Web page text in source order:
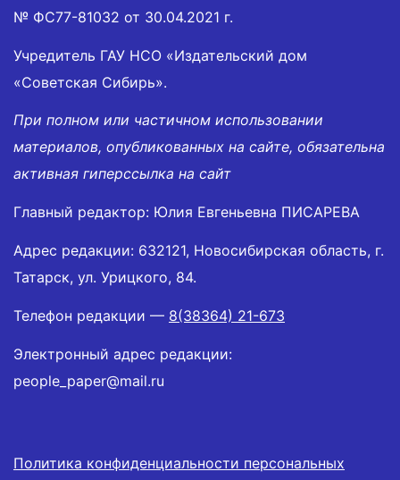
№ ФС77-81032 от 30.04.2021 г.
Учредитель ГАУ НСО «Издательский дом
«Советская Сибирь».
При полном или частичном использовании
материалов, опубликованных на сайте, обязательна
активная гиперссылка на сайт
Главный редактор: Юлия Евгеньевна ПИСАРЕВА
Адрес редакции: 632121, Новосибирская область, г.
Татарск, ул. Урицкого, 84.
Телефон редакции — 8(38364) 21-673
Электронный адрес редакции:
people_paper@mail.ru
Политика конфиденциальности персональных